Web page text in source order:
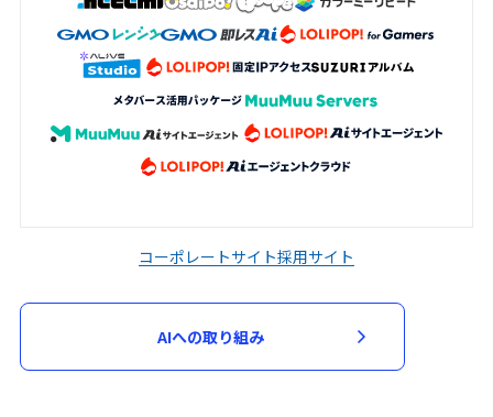
コーポレートサイト採用サイト
AIへの取り組み